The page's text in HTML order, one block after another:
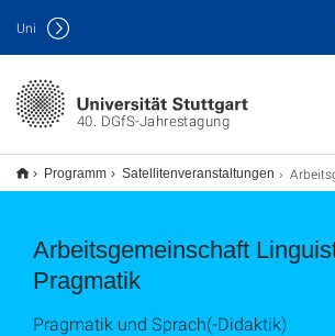
40. DGfS-Jahrestagung
Uni
Programm Satellitenveranstaltungen
Arbeitsgemeinschaft
Pragmatik
Pragmatik und Sprach(-Didaktik)